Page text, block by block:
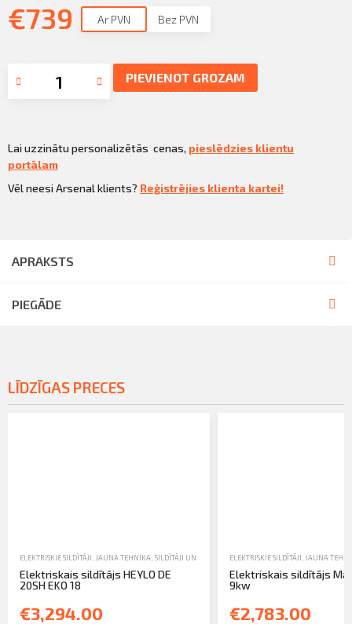
€739 Ar PVN Bez PVN
PIEVIENOT GROZAM
Lai uzzinātu personalizētās cenas, pieslēdzies klientu
portālam
Vēl neesi Arsenal klients? Reģistrējies klienta kartei!
APRAKSTS
PIEGĀDE
LĪDZĪGAS PRECES
ELEKTRISKIE SILDĪTĀJI JAUNA TEHNIKA SILDĪTĀJI UN MITRUMA SAVĀCĒJI
Elektriskais sildītājs HEYLO DE
20SH EKO 18
€3,294.00
ELEKTRISKIE SILDĪTĀJI JAUNA
Elektriskais sildītājs
9kw
€2,783.00